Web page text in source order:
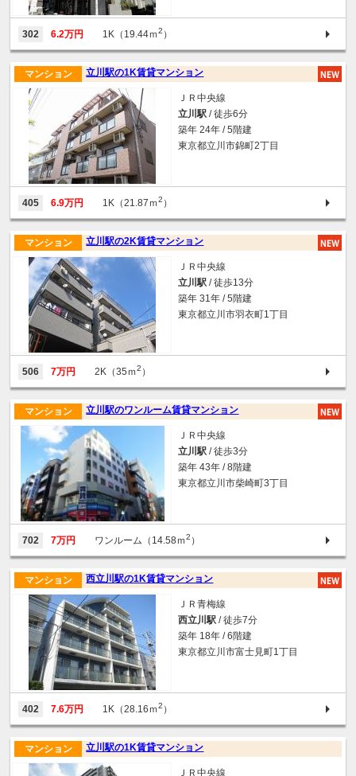
302 6.2万円 1K（19.44ｍ2 ）
立川駅の1K賃貸マンション
マンション
ＪＲ中央線
立川駅 / 徒歩6分
築年 24年 / 5階建
東京都立川市錦町2丁目
405 6.9万円 1K（21.87ｍ2 ）
立川駅の2K賃貸マンション
マンション
ＪＲ中央線
立川駅 / 徒歩13分
築年 31年 / 5階建
東京都立川市羽衣町1丁目
506 7万円 2K（35ｍ2 ）
立川駅のワンルーム賃貸マンション
マンション
ＪＲ中央線
立川駅 / 徒歩3分
築年 43年 / 8階建
東京都立川市柴崎町3丁目
702 7万円 ワンルーム（14.58ｍ2 ）
西立川駅の1K賃貸マンション
マンション
ＪＲ青梅線
西立川駅 / 徒歩7分
築年 18年 / 6階建
東京都立川市富士見町1丁目
402 7.6万円 1K（28.16ｍ2 ）
立川駅の1K賃貸マンション
マンション
ＪＲ中央線